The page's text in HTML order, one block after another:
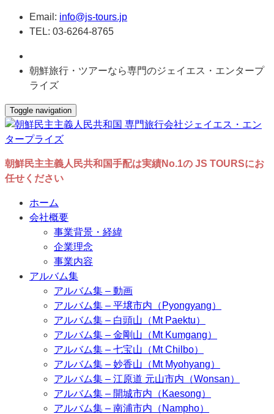
Email: info@js-tours.jp
TEL: 03-6264-8765
朝鮮旅行・ツアーなら専門のジェイエス・エンタープ
ライズ
Toggle navigation
朝鮮民主主義人民共和国手配は実績No.1の JS TOURSにお
任せください
ホーム
会社概要
事業背景・経緯
企業理念
事業内容
アルバム集
アルバム集 – 動画
アルバム集 – 平壌市内（Pyongyang）
アルバム集 – 白頭山（Mt Paektu）
アルバム集 – 金剛山（Mt Kumgang）
アルバム集 – 七宝山（Mt Chilbo）
アルバム集 – 妙香山（Mt Myohyang）
アルバム集 – 江原道 元山市内（Wonsan）
アルバム集 – 開城市内（Kaesong）
アルバム集 – 南浦市内（Nampho）